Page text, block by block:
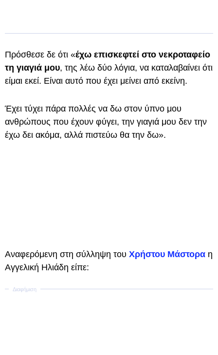
Πρόσθεσε δε ότι «έχω επισκεφτεί στο νεκροταφείο
τη γιαγιά μου, της λέω δύο λόγια, να καταλαβαίνει ότι
είμαι εκεί. Είναι αυτό που έχει μείνει από εκείνη.
Έχει τύχει πάρα πολλές να δω στον ύπνο μου
ανθρώπους που έχουν φύγει, την γιαγιά μου δεν την
έχω δει ακόμα, αλλά πιστεύω θα την δω».
Αναφερόμενη στη σύλληψη του Χρήστου Μάστορα η
Αγγελική Ηλιάδη είπε: